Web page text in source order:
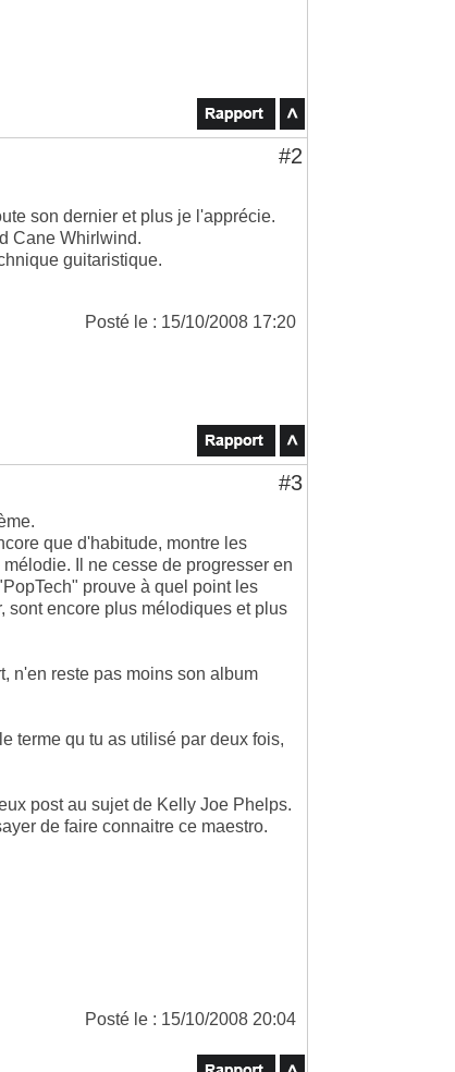
#2
son dernier et plus je l'apprécie.
Cane Whirlwind.
guitaristique.
Posté le : 15/10/2008 17:20
#3
que d'habitude, montre les
Il ne cesse de progresser en
prouve à quel point les
sont encore plus mélodiques et plus
n'en reste pas moins son album
terme qu tu as utilisé par deux fois,
post au sujet de Kelly Joe Phelps.
de faire connaitre ce maestro.
Posté le : 15/10/2008 20:04